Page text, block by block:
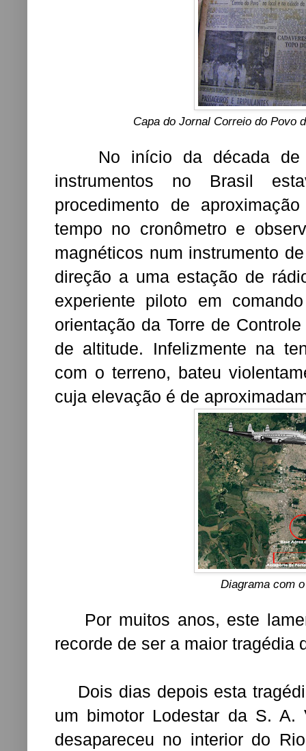
Capa do Jornal Correio do Povo
No início da década de
instrumentos no Brasil
procedimento de
tempo no cronômetro e
magnéticos num instrumento
direção a uma estação de
experiente piloto em
orientação da Torre de
de altitude. Infelizmente na
com o terreno, bateu
cuja elevação é de
Diagrama com
Por muitos anos, este
recorde de ser a maior tragédia
Dois dias depois esta
um bimotor Lodestar da S. A.
desapareceu no interior do